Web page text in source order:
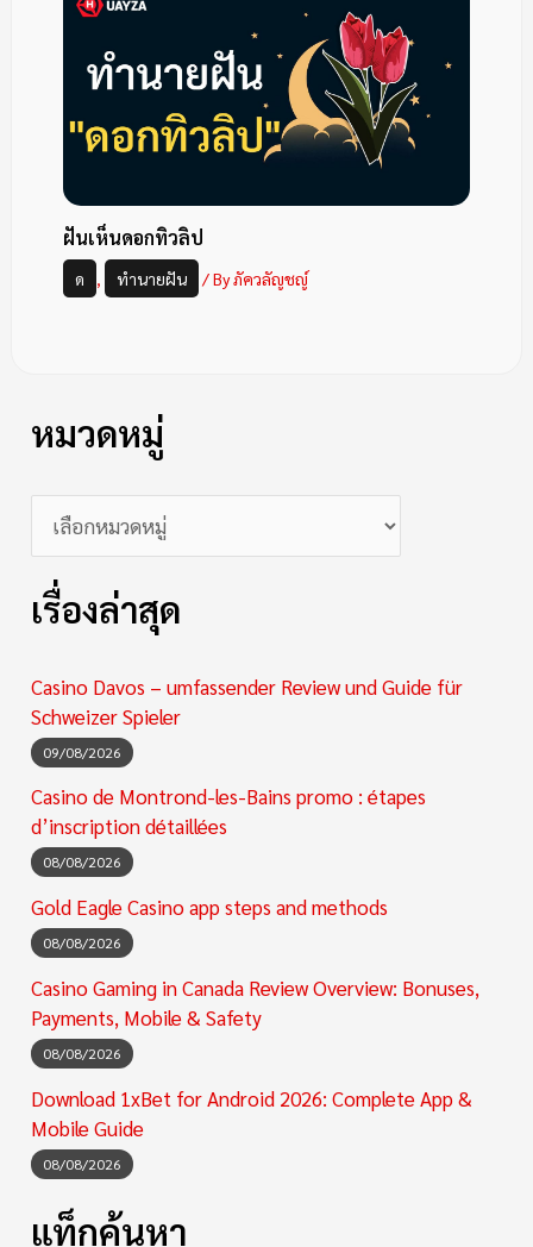
ฝันเห็นดอกทิวลิป
ด , ทำนายฝัน / Byภัควลัญชญ์
หมวดหมู่
เรื่องล่าสุด
Casino Davos – umfassender Review und Guide für
Schweizer Spieler
09/08/2026
Casino de Montrond-les-Bains promo : étapes
d’inscription détaillées
08/08/2026
Gold Eagle Casino app steps and methods
08/08/2026
Casino Gaming in Canada Review Overview: Bonuses,
Payments, Mobile & Safety
08/08/2026
Download 1xBet for Android 2026: Complete App &
Mobile Guide
08/08/2026
แท็กค้นหา